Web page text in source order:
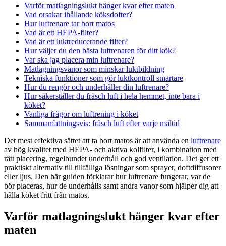
Varför matlagningslukt hänger kvar efter maten
Vad orsakar ihållande köksdofter?
Hur luftrenare tar bort matos
Vad är ett HEPA-filter?
Vad är ett luktreducerande filter?
Hur väljer du den bästa luftrenaren för ditt kök?
Var ska jag placera min luftrenare?
Matlagningsvanor som minskar luktbildning
Tekniska funktioner som gör luktkontroll smartare
Hur du rengör och underhåller din luftrenare?
Hur säkerställer du fräsch luft i hela hemmet, inte bara i
köket?
Vanliga frågor om luftrening i köket
Sammanfattningsvis: fräsch luft efter varje måltid
Det mest effektiva sättet att ta bort matos är att använda en luftrenare
av hög kvalitet med HEPA- och aktiva kolfilter, i kombination med
rätt placering, regelbundet underhåll och god ventilation. Det ger ett
praktiskt alternativ till tillfälliga lösningar som sprayer, doftdiffusorer
eller ljus. Den här guiden förklarar hur luftrenare fungerar, var de
bör placeras, hur de underhålls samt andra vanor som hjälper dig att
hålla köket fritt från matos.
Varför matlagningslukt hänger kvar efter
maten